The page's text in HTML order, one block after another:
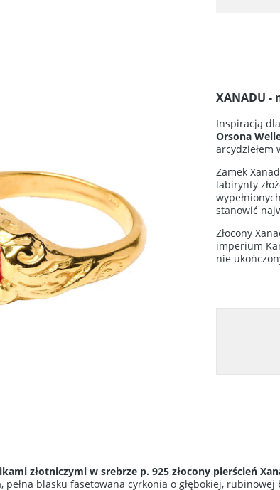
XANADU -
Inspiracją
Orsona
arcydziełem
Zamek
labirynty
stanowić
Złocony
imperium
nie
złotniczymi w srebrze p. 925 złocony pierścień
blasku fasetowana cyrkonia o głębokiej, rubinowej